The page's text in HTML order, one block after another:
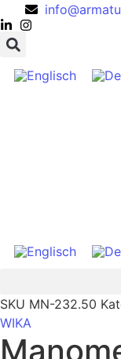
SKU MN-232.50
WIKA